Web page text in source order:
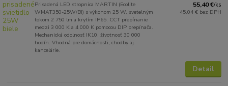
Prisadená LED stropnica MARTIN (Ecolite
WMAT350-25W/BI) s výkonom 25 W, svetelným
tokom 2 750 lm a krytím IP65. CCT prepínanie
medzi 3 000 K a 4 000 K pomocou DIP prepínača.
Mechanická odolnosť IK10, životnosť 30 000
hodín. Vhodná pre domácnosti, chodby aj
kancelárie.
55,40 €/ks
45,04 € bez DPH
Detail